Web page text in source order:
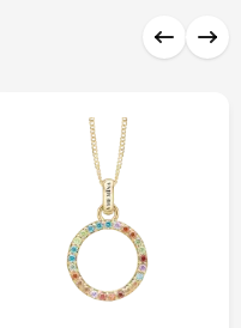
0 ₼